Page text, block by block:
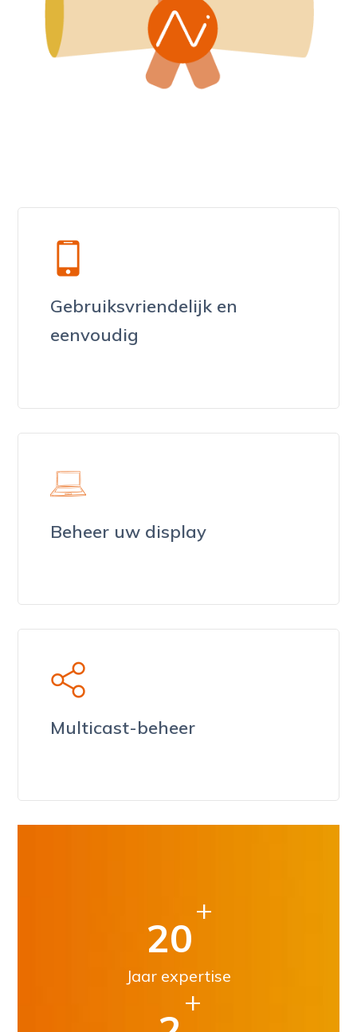
Gebruiksvriendelijk en
eenvoudig
Beheer uw display
Multicast-beheer
20
+
Jaar expertise
+